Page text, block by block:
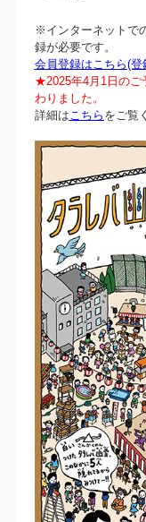
※インターネットで
録が必要です。
会員登録はこちら(登
★2025年4月1日のご
わりました。
詳細はこちら をご覧